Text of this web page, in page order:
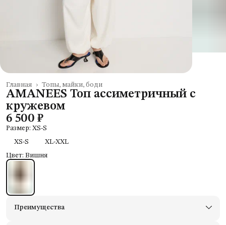
Топы, майки, боди
Главная ›
AMANEES Топ ассиметричный с
кружевом
6 500 ₽
Размер: XS-S
XS-S
XL-XXL
Цвет: Вишня
Преимущества